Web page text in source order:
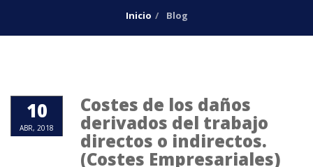
Inicio
Blog
10
ABR, 2018
Costes de los daños
derivados del trabajo
directos o indirectos.
(Costes Empresariales)